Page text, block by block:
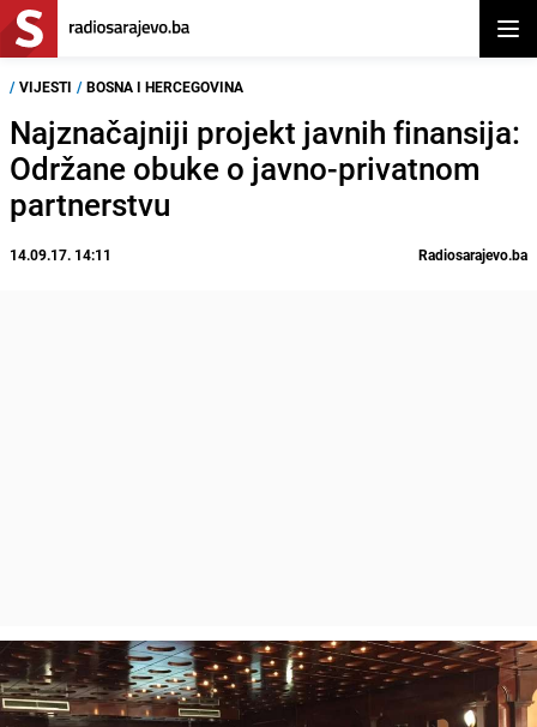
/ VIJESTI / BOSNA I HERCEGOVINA
Najznačajniji projekt javnih finansija:
Održane obuke o javno-privatnom
partnerstvu
14.09.17. 14:11 Radiosarajevo.ba